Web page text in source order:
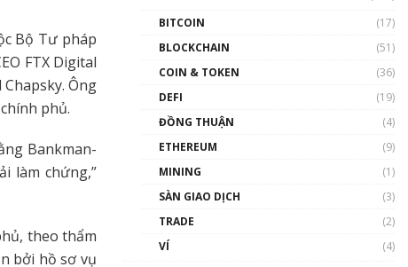
Bộ Tư pháp
FTX Digital
Ông
phủ.
Bankman-
làm chứng,”
theo thẩm
bởi hồ sơ vụ
Nhân sự tương lại ngành
Blockchain Việt Nam | Phổ
cập Blockchain
Blockchain đang được ứng
BITCOIN
(17)
BLOCKCHAIN
(51)
COIN & TOKEN
(36)
DEFI
(19)
ĐỒNG THUẬN
(4)
ETHEREUM
(9)
MINING
(1)
SÀN GIAO DỊCH
(3)
TRADE
(2)
VÍ
(4)